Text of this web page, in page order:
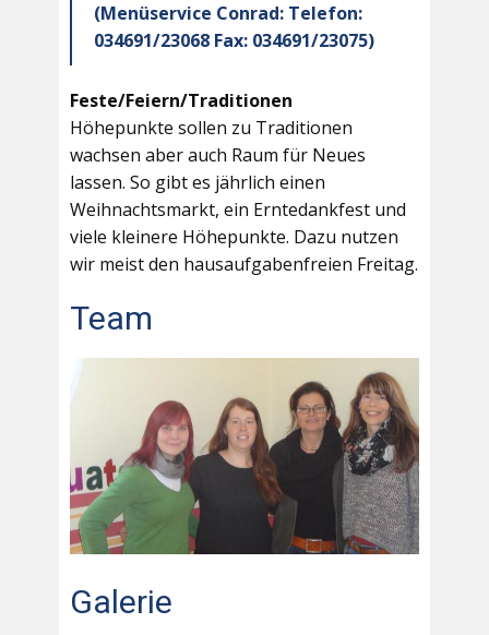
(Menüservice Conrad: Telefon:
034691/23068 Fax: 034691/23075)
Feste/Feiern/Traditionen
Höhepunkte sollen zu Traditionen
wachsen aber auch Raum für Neues
lassen. So gibt es jährlich einen
Weihnachtsmarkt, ein Erntedankfest und
viele kleinere Höhepunkte. Dazu nutzen
wir meist den hausaufgabenfreien Freitag.
Team
Galerie